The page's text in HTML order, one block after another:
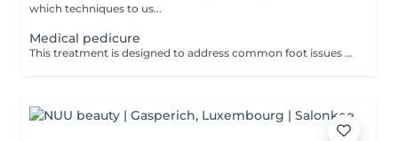
which techniques to us...
Medical pedicure
This treatment is designed to address common foot issues such as cracks, calluses, corns, ingrown toenail correction... All managed with precision by our sepcialist. Service content: -Initial assessment of the foot condition -Hygienic cleansing and softening of the skin -Removal of hardened or thickened areas -Detailed nail care and reshaping -Targeted treatment of problem zones -Application of a therapeutic foot cream